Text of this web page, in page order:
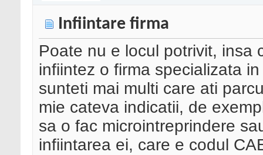
Infiintare firma
Poate nu e locul potrivit, insa
infiintez o firma specializata
sunteti mai multi care ati
mie cateva indicatii, de
sa o fac microintreprindere
infiintarea ei, care e codul